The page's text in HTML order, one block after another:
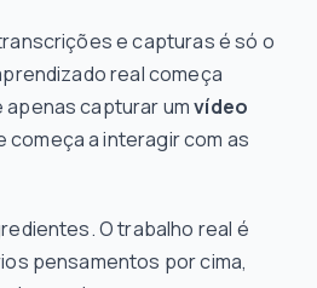
e capturas é só o
real começa
apenas capturar umvídeo
começa a interagir com as
O trabalho real é
pensamentos por cima,